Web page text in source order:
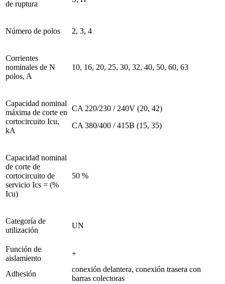
de ruptura
Número de polos 2, 3, 4
Corrientes
nominales de N
polos, A
10, 16, 20, 25, 30, 32, 40, 50, 60, 63
Capacidad nominal
máxima de corte en
cortocircuito Icu,
kA
CA 220/230 / 240V (20, 42)
CA 380/400 / 415B (15, 35)
Capacidad nominal
de corte de
cortocircuito de
servicio Ics = (%
Icu)
50 %
Categoría de
utilización
UN
Función de
aislamiento
+
Adhesión
conexión delantera, conexión trasera con
barras colectoras